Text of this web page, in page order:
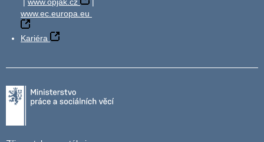
www.ec.europa.eu
Kariéra